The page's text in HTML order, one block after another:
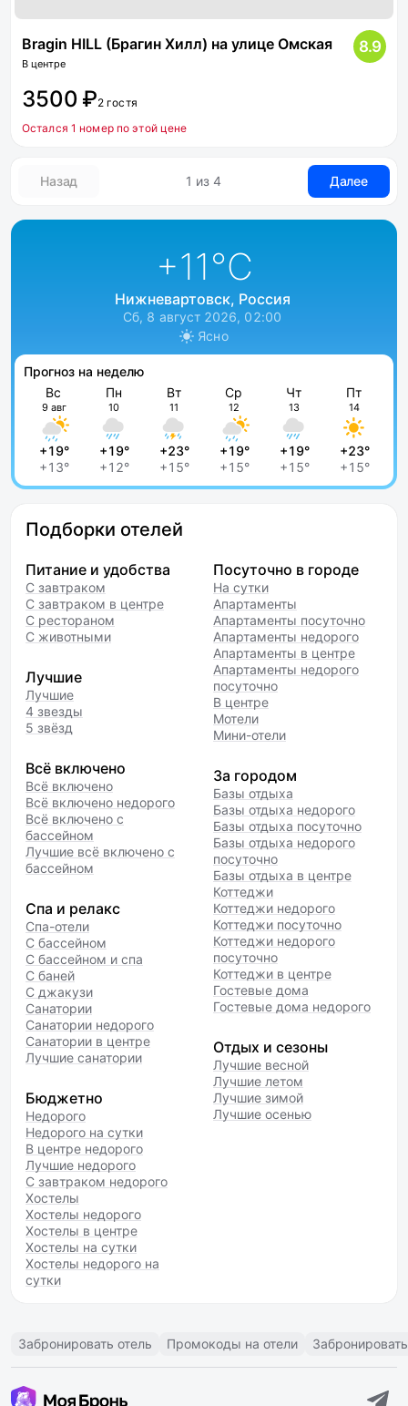
Bragin HILL (Брагин Хилл) на улице Омская
В центре
8.9
3500 ₽2 гостя
Остался 1 номер по этой цене
Назад 1 из 4 Далее
+11°C
Нижневартовск, Россия
Сб, 8 август 2026, 02:00
Ясно
Прогноз на неделю
Вс
9 авг
+19°
+13°
Пн
10
+19°
+12°
Вт
11
+23°
+15°
Ср
12
+19°
+15°
Чт
13
+19°
+15°
Пт
14
+23°
+15°
Подборки отелей
Питание и удобства
С завтраком
С завтраком в центре
С рестораном
С животными
Лучшие
Лучшие
4 звезды
5 звёзд
Всё включено
Всё включено
Всё включено недорого
Всё включено с
бассейном
Лучшие всё включено с
бассейном
Спа и релакс
Спа-отели
С бассейном
С бассейном и спа
С баней
С джакузи
Санатории
Санатории недорого
Санатории в центре
Лучшие санатории
Бюджетно
Недорого
Недорого на сутки
В центре недорого
Лучшие недорого
С завтраком недорого
Хостелы
Хостелы недорого
Хостелы в центре
Хостелы на сутки
Хостелы недорого на
сутки
Посуточно в городе
На сутки
Апартаменты
Апартаменты посуточно
Апартаменты недорого
Апартаменты в центре
Апартаменты недорого
посуточно
В центре
Мотели
Мини-отели
За городом
Базы отдыха
Базы отдыха недорого
Базы отдыха посуточно
Базы отдыха недорого
посуточно
Базы отдыха в центре
Коттеджи
Коттеджи недорого
Коттеджи посуточно
Коттеджи недорого
посуточно
Коттеджи в центре
Гостевые дома
Гостевые дома недорого
Отдых и сезоны
Лучшие весной
Лучшие летом
Лучшие зимой
Лучшие осенью
Забронировать отель Промокоды на отели